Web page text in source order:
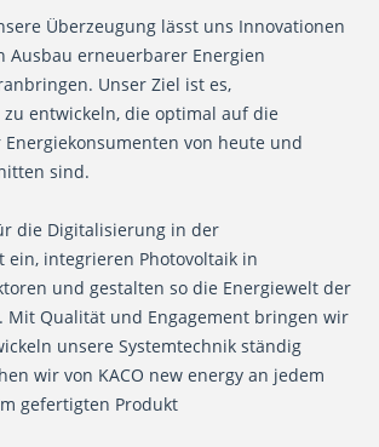
Überzeugung lässt uns Innovationen
Ausbau erneuerbarer Energien
Unser Ziel ist es,
zu entwickeln, die optimal auf die
von heute und
sind.
die Digitalisierung in der
ein, integrieren Photovoltaik in
und gestalten so die Energiewelt der
Mit Qualität und Engagement bringen wir
unsere Systemtechnik ständig
wir von KACO new energy an jedem
gefertigten Produkt